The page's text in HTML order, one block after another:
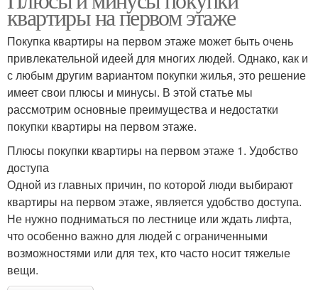
квартиры на первом этаже
Покупка квартиры на первом этаже может быть очень
привлекательной идеей для многих людей. Однако, как и
с любым другим вариантом покупки жилья, это решение
имеет свои плюсы и минусы. В этой статье мы
рассмотрим основные преимущества и недостатки
покупки квартиры на первом этаже.
Плюсы покупки квартиры на первом этаже 1. Удобство
доступа
Одной из главных причин, по которой люди выбирают
квартиры на первом этаже, является удобство доступа.
Не нужно подниматься по лестнице или ждать лифта,
что особенно важно для людей с ограниченными
возможностями или для тех, кто часто носит тяжелые
вещи.